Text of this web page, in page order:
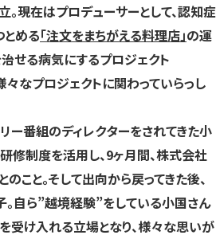
現在はプロデューサーとして、認知症
める「注文をまちがえる料理店」の運
せる病気にするプロジェクト
々なプロジェクトに関わっていらっし
ー番組のディレクターをされてきた小
修制度を活用し、9ヶ月間、株式会社
こと。そして出向から戻ってきた後、
自ら”越境経験”をしている小国さん
受け入れる立場となり、様々な思いが